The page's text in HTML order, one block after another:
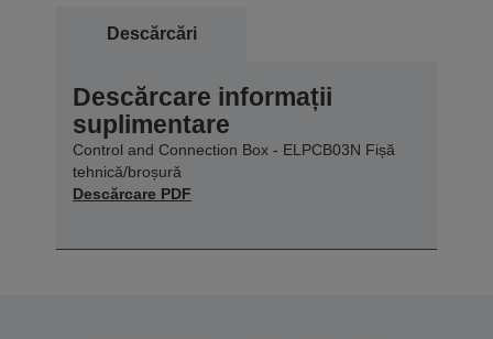
Descărcări
Descărcare informații
suplimentare
Control and Connection Box - ELPCB03N Fișă
tehnică/broșură
Descărcare PDF